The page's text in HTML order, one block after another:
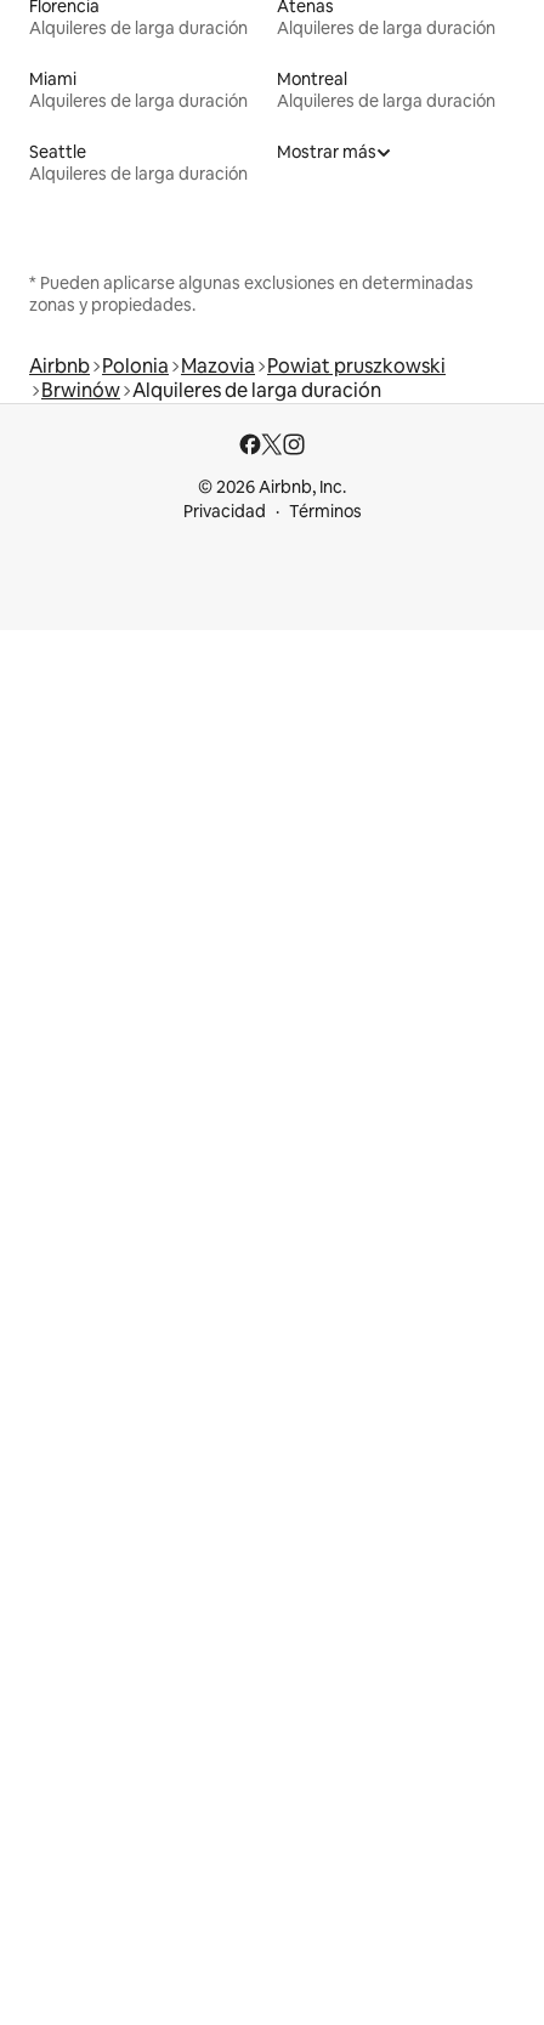
Florencia
Alquileres de larga duración
Atenas
Alquileres de larga duración
Miami
Alquileres de larga duración
Montreal
Alquileres de larga duración
Seattle
Alquileres de larga duración
Mostrar más
* Pueden aplicarse algunas exclusiones en determinadas
zonas y propiedades.
Airbnb Polonia Mazovia Powiat pruszkowski
Brwinów Alquileres de larga duración
© 2026 Airbnb, Inc.
Privacidad
Términos